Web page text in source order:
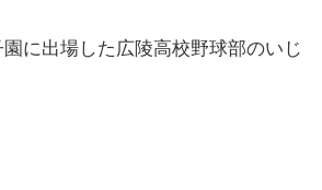
に出場した広陵高校野球部のいじ